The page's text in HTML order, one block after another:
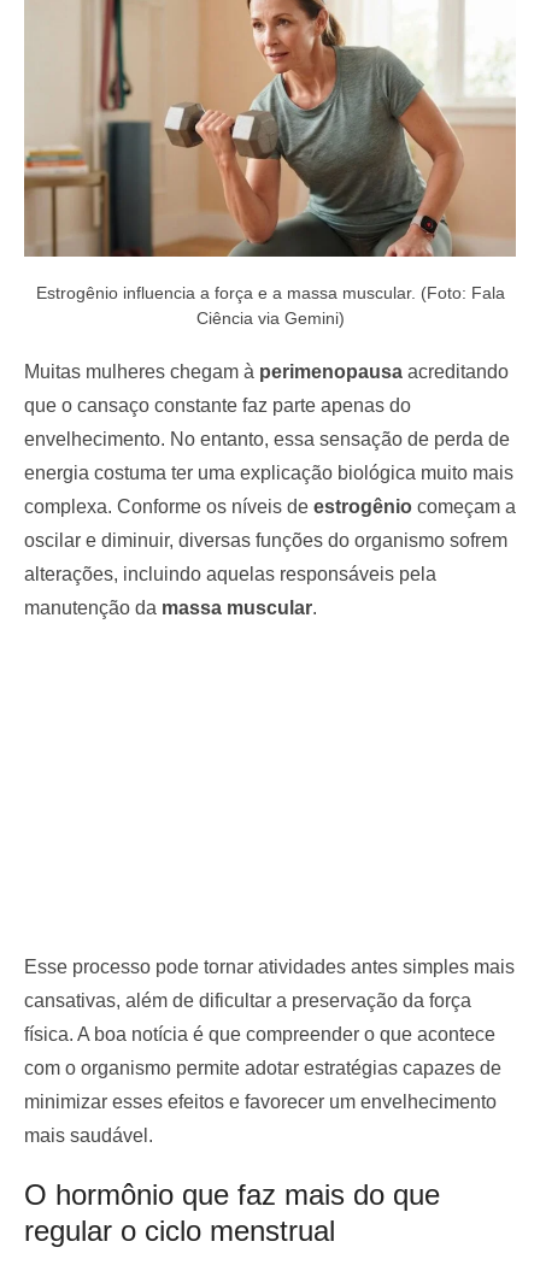
Estrogênio influencia a força e a massa muscular. (Foto: Fala
Ciência via Gemini)
Muitas mulheres chegam à perimenopausa acreditando
que o cansaço constante faz parte apenas do
envelhecimento. No entanto, essa sensação de perda de
energia costuma ter uma explicação biológica muito mais
complexa. Conforme os níveis de estrogênio começam a
oscilar e diminuir, diversas funções do organismo sofrem
alterações, incluindo aquelas responsáveis pela
manutenção da massa muscular.
Esse processo pode tornar atividades antes simples mais
cansativas, além de dificultar a preservação da força
física. A boa notícia é que compreender o que acontece
com o organismo permite adotar estratégias capazes de
minimizar esses efeitos e favorecer um envelhecimento
mais saudável.
O hormônio que faz mais do que
regular o ciclo menstrual